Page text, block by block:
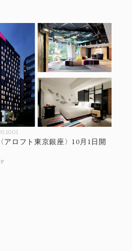
アロフト東京銀座〉10月1日開